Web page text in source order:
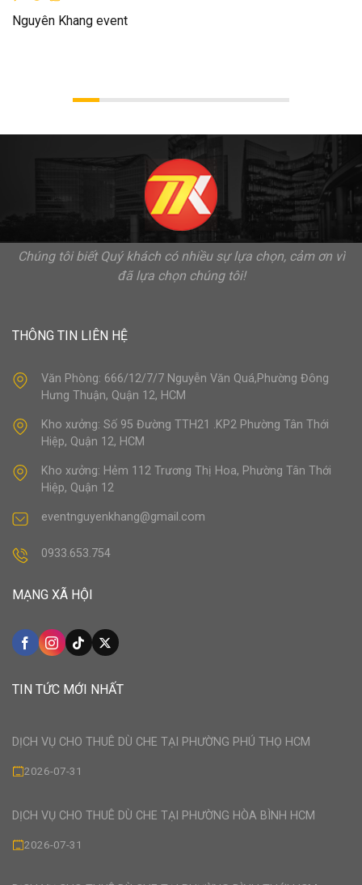
Nguyên Khang event
Chúng tôi biết Quý khách có nhiều sự lựa chọn, cảm ơn vì
đã lựa chọn chúng tôi!
THÔNG TIN LIÊN HỆ
Văn Phòng: 666/12/7/7 Nguyễn Văn Quá,Phường Đông
Hưng Thuận, Quận 12, HCM
Kho xưởng: Số 95 Đường TTH21 .KP2 Phường Tân Thới
Hiệp, Quận 12, HCM
Kho xưởng: Hẻm 112 Trương Thị Hoa, Phường Tân Thới
Hiệp, Quận 12
eventnguyenkhang@gmail.com
0933.653.754
MẠNG XÃ HỘI
TIN TỨC MỚI NHẤT
DỊCH VỤ CHO THUÊ DÙ CHE TẠI PHƯỜNG PHÚ THỌ HCM
2026-07-31
DỊCH VỤ CHO THUÊ DÙ CHE TẠI PHƯỜNG HÒA BÌNH HCM
2026-07-31